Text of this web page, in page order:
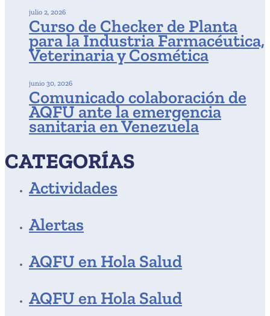
Curso de Checker de Planta
para la Industria Farmacéutica,
Veterinaria y Cosmética
julio 2, 2026
Comunicado colaboración de
AQFU ante la emergencia
sanitaria en Venezuela
junio 30, 2026
CATEGORÍAS
Actividades
Alertas
AQFU en Hola Salud
AQFU en Hola Salud